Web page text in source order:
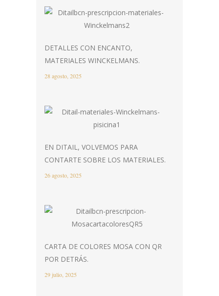
DETALLES CON ENCANTO,
MATERIALES WINCKELMANS.
28 agosto, 2025
EN DITAIL, VOLVEMOS PARA
CONTARTE SOBRE LOS MATERIALES.
26 agosto, 2025
CARTA DE COLORES MOSA CON QR
POR DETRÁS.
29 julio, 2025